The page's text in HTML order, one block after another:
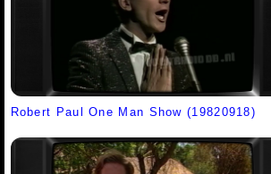
Robert Paul One Man Show (19820918)